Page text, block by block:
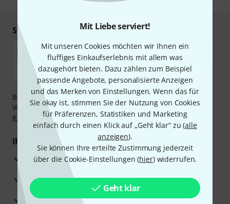
Mit Liebe serviert!
Mit unseren Cookies möchten wir Ihnen ein
fluffiges Einkaufserlebnis mit allem was
dazugehört bieten. Dazu zählen zum Beispiel
passende Angebote, personalisierte Anzeigen
und das Merken von Einstellungen. Wenn das für
Sie okay ist, stimmen Sie der Nutzung von Cookies
für Präferenzen, Statistiken und Marketing
einfach durch einen Klick auf „Geht klar“ zu (alle
anzeigen).
Sie können Ihre erteilte Zustimmung jederzeit
über die Cookie-Einstellungen (hier) widerrufen.
Geht klar
Sicher einkaufen & bezahlen
Bezahlen Sie vertraulich und sicher per Nachnahme,
Vorkasse, PayPal, Amazon Pay,Klarna Sofort bezahlen,
Klarna Ratenzahlungoder Kreditkarte.
Ihre Vorteile
3 Jahre Thomann Garantie
30 Tage Money-Back-Garantie
Reparaturservice